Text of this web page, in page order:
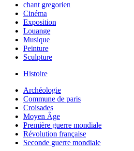
chant gregorien
Cinéma
Exposition
Louange
Musique
Peinture
Sculpture
Histoire
Archéologie
Commune de paris
Croisades
Moyen Âge
Première guerre mondiale
Révolution française
Seconde guerre mondiale